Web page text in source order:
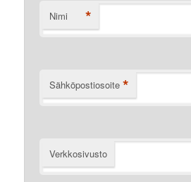
Nimi *
Sähköpostiosoite *
Verkkosivusto